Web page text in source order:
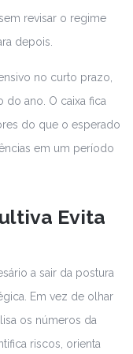
revisar o regime
depois.
no curto prazo,
do ano. O caixa fica
do que o esperado
em um período
Evita
a sair da postura
Em vez de olhar
os números da
riscos, orienta